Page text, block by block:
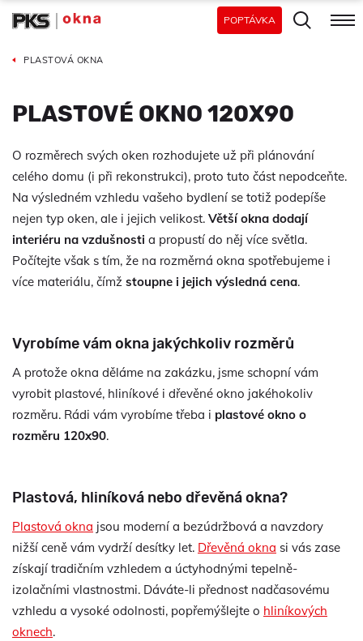
POPTÁVKA
PLASTOVÁ OKNA
PLASTOVÉ OKNO 120X90
O rozměrech svých oken rozhodujete už při plánování
celého domu (i při rekonstrukci), proto tuto část nepodceňte.
Na výsledném vzhledu vašeho bydlení se totiž podepíše
nejen typ oken, ale i jejich velikost. Větší okna dodají
interiéru na vzdušnosti a propustí do něj více světla.
Počítejte však s tím, že na rozměrná okna spotřebujeme i
více materiálu, čímž stoupne i jejich výsledná cena.
Vyrobíme vám okna jakýchkoliv rozměrů
A protože okna děláme na zakázku, jsme schopní vám
vyrobit plastové, hliníkové i dřevěné okno jakéhokoliv
rozměru. Rádi vám vyrobíme třeba i plastové okno o
rozměru 120x90.
Plastová, hliníková nebo dřevěná okna?
Plastová okna jsou moderní a bezúdržbová a navzdory
nižší ceně vám vydrží desítky let. Dřevěná okna si vás zase
získají tradičním vzhledem a úctyhodnými tepelně-
izolačními vlastnostmi. Dáváte-li přednost nadčasovému
vzhledu a vysoké odolnosti, popřemýšlejte o hliníkových
oknech.